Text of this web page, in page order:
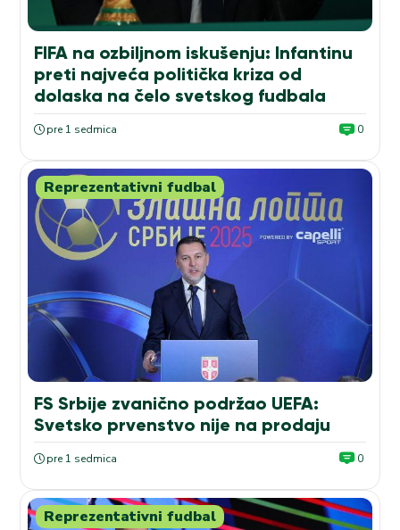
FIFA na ozbiljnom iskušenju: Infantinu
preti najveća politička kriza od
dolaska na čelo svetskog fudbala
pre 1 sedmica 0
Reprezentativni fudbal
FS Srbije zvanično podržao UEFA:
Svetsko prvenstvo nije na prodaju
pre 1 sedmica 0
Reprezentativni fudbal